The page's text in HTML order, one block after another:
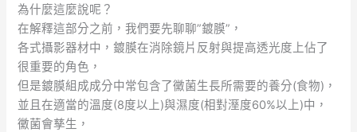
為什麼這麼說呢？
在解釋這部分之前，我們要先聊聊”鍍膜”，
各式攝影器材中，鍍膜在消除鏡片反射與提高透光度上佔了
很重要的角色，
但是鍍膜組成成分中常包含了黴菌生長所需要的養分(食物)，
並且在適當的溫度(8度以上)與濕度(相對溼度60%以上)中，
黴菌會孳生，